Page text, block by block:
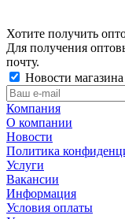
Хотите получить
Для получения
почту.
Новости магазина
Компания
О компании
Новости
Политика
Услуги
Вакансии
Информация
Условия оплаты